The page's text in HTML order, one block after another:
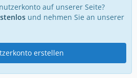
auf unserer Seite?
und nehmen Sie an unserer
erstellen